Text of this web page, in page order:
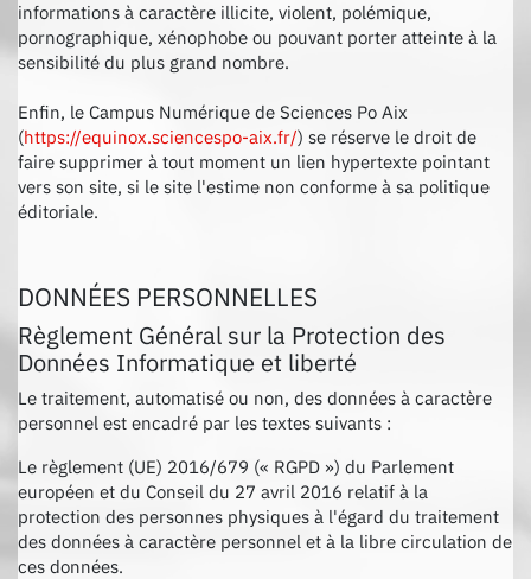
informations à caractère illicite, violent, polémique,
pornographique, xénophobe ou pouvant porter atteinte à la
sensibilité du plus grand nombre.
Enfin, le Campus Numérique de Sciences Po Aix
(https://equinox.sciencespo-aix.fr/) se réserve le droit de
faire supprimer à tout moment un lien hypertexte pointant
vers son site, si le site l'estime non conforme à sa politique
éditoriale.
DONNÉES PERSONNELLES
Règlement Général sur la Protection des
Données Informatique et liberté
Le traitement, automatisé ou non, des données à caractère
personnel est encadré par les textes suivants :
Le règlement (UE) 2016/679 (« RGPD ») du Parlement
européen et du Conseil du 27 avril 2016 relatif à la
protection des personnes physiques à l'égard du traitement
des données à caractère personnel et à la libre circulation de
ces données.